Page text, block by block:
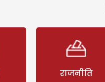
राजनीति